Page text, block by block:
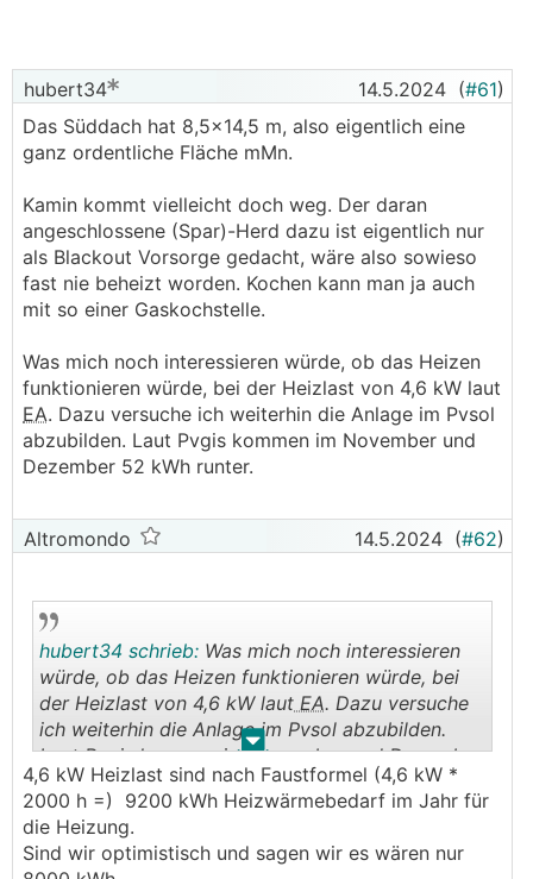
dann selbst mal mit pvsol belegen, bzw. mal von
einem PV Planer ein Angebot einholen?
Das Haus soll so zwischen 160-170 qm (EG + OG)
Und kennt jemand Firmen in Kärnten bzw. Raum
Klagenfurt die Weiterempfohlen werden können?
hubert34 14.5.2024 (#61)
Das Süddach hat 8,5x14,5 m, also eigentlich eine
ganz ordentliche Fläche mMn.
Kamin kommt vielleicht doch weg. Der daran
angeschlossene (Spar)-Herd dazu ist eigentlich nur
als Blackout Vorsorge gedacht, wäre also sowieso
fast nie beheizt worden. Kochen kann man ja auch
mit so einer Gaskochstelle.
Was mich noch interessieren würde, ob das Heizen
funktionieren würde, bei der Heizlast von 4,6 kW laut
EA. Dazu versuche ich weiterhin die Anlage im Pvsol
abzubilden. Laut Pvgis kommen im November und
Dezember 52 kWh runter.
Altromondo 14.5.2024 (#62)
. .
hubert34 schrieb: Was mich noch interessieren
würde, ob das Heizen funktionieren würde, bei
der Heizlast von 4,6 kW laut EA. Dazu versuche
ich weiterhin die Anlage im Pvsol abzubilden.
Laut Pvgis kommen im November und Dezember
52 kWh runter.
4,6 kW Heizlast sind nach Faustformel (4,6 kW *
2000 h =) 9200 kWh Heizwärmebedarf im Jahr für
die Heizung.
Sind wir optimistisch und sagen wir es wären nur